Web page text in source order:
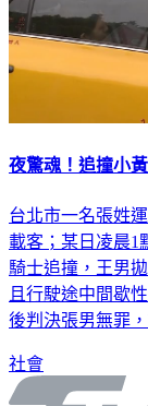
夜驚魂！追撞小
台北市一名張姓
載客；某日凌晨1
騎士追撞，王男
且行駛途中間歇
後判決張男無罪
社會